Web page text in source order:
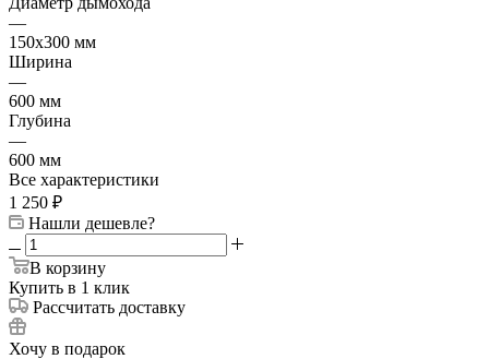
—
150х300 мм
Ширина
—
600 мм
Глубина
—
600 мм
Все характеристики
1 250 ₽
Нашли дешевле?
В корзину
Купить в 1 клик
Рассчитать доставку
Хочу в подарок